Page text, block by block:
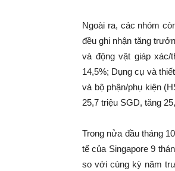
Ngoài ra, các nhóm
đều ghi nhận tăng
và động vật giáp xác/
14,5%; Dụng cụ và
và bộ phận/phụ kiện
25,7 triệu SGD, tăng
Trong nửa đầu tháng
tế của Singapore 9
so với cùng kỳ năm